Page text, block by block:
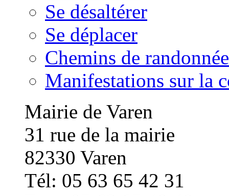
Se désaltérer
Se déplacer
Chemins de randonnée
Manifestations sur la
Mairie de Varen
31 rue de la mairie
82330 Varen
Tél: 05 63 65 42 31